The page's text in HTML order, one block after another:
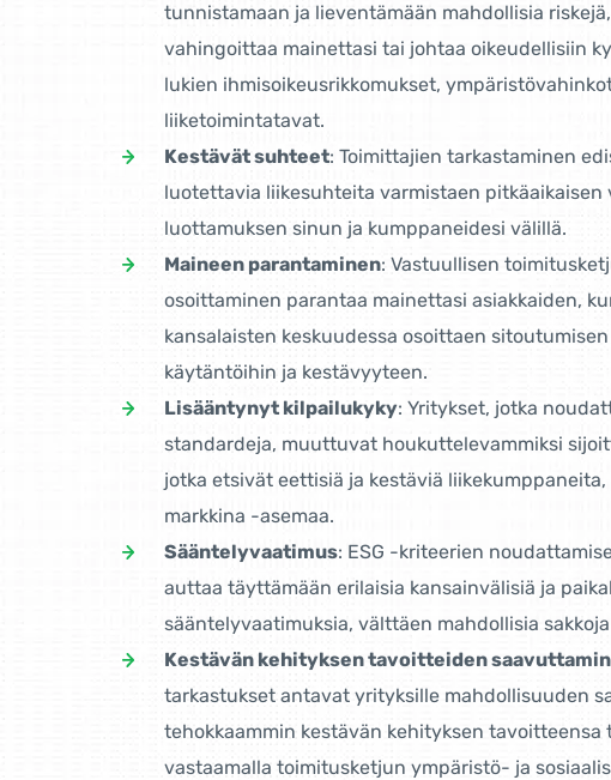
tunnistamaan ja lieventämään mahdollisia
vahingoittaa mainettasi tai johtaa oikeudellisiin
lukien ihmisoikeusrikkomukset,
liiketoimintatavat.
Kestävät suhteet: Toimittajien tarkastaminen
luotettavia liikesuhteita varmistaen pitkäaikaisen
luottamuksen sinun ja kumppaneidesi välillä.
Maineen parantaminen: Vastuullisen
osoittaminen parantaa mainettasi asiakkaiden,
kansalaisten keskuudessa osoittaen
käytäntöihin ja kestävyyteen.
Lisääntynyt kilpailukyky: Yritykset, jotka
standardeja, muuttuvat houkuttelevammiksi
jotka etsivät eettisiä ja kestäviä
markkina -asemaa.
Sääntelyvaatimus: ESG -kriteerien
auttaa täyttämään erilaisia ​​kansainvälisiä ja
sääntelyvaatimuksia, välttäen mahdollisia
Kestävän kehityksen tavoitteiden
tarkastukset antavat yrityksille mahdollisuuden
tehokkaammin kestävän kehityksen tavoitteensa
vastaamalla toimitusketjun ympäristö- ja